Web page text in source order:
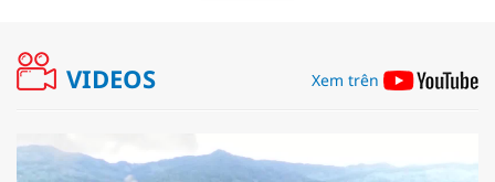
VIDEOS Xem trên